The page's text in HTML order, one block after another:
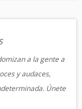
a la gente a
y audaces,
Únete